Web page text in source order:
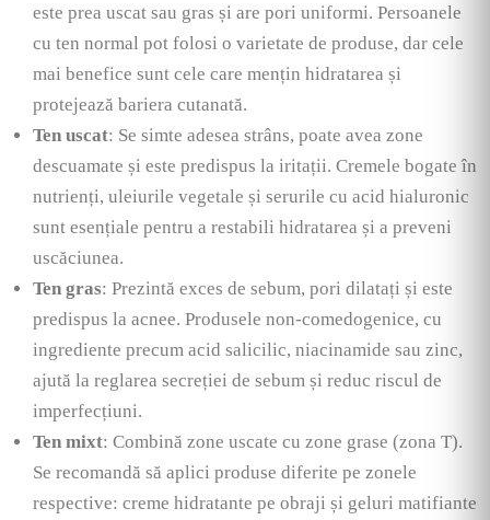
este prea uscat sau gras și are pori uniformi. Persoanele
cu ten normal pot folosi o varietate de produse, dar cele
mai benefice sunt cele care mențin hidratarea și
protejează bariera cutanată.
Ten uscat: Se simte adesea strâns, poate avea zone
descuamate și este predispus la iritații. Cremele bogate în
nutrienți, uleiurile vegetale și serurile cu acid hialuronic
sunt esențiale pentru a restabili hidratarea și a preveni
uscăciunea.
Ten gras: Prezintă exces de sebum, pori dilatați și este
predispus la acnee. Produsele non-comedogenice, cu
ingrediente precum acid salicilic, niacinamide sau zinc,
ajută la reglarea secreției de sebum și reduc riscul de
imperfecțiuni.
Ten mixt: Combină zone uscate cu zone grase (zona T).
Se recomandă să aplici produse diferite pe zonele
respective: creme hidratante pe obraji și geluri matifiante